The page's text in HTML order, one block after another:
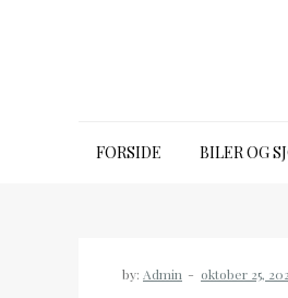
FORSIDE BILER OG
by: Admin